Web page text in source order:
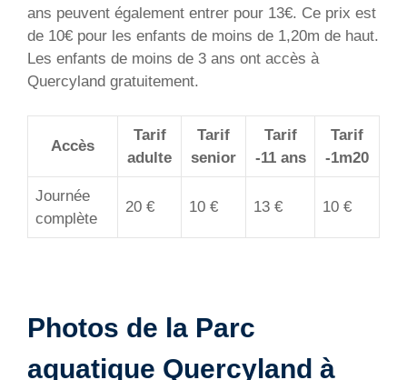
ans peuvent également entrer pour 13€. Ce prix est
de 10€ pour les enfants de moins de 1,20m de haut.
Les enfants de moins de 3 ans ont accès à
Quercyland gratuitement.
Accès
Tarif
adulte
Tarif
senior
Tarif
-11 ans
Tarif
-1m20
Journée
complète
20 € 10 € 13 € 10 €
Photos de la Parc
aquatique Quercyland à